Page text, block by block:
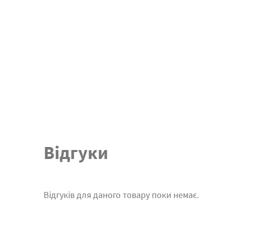
Відгуки
Відгуків для даного товару поки немає.